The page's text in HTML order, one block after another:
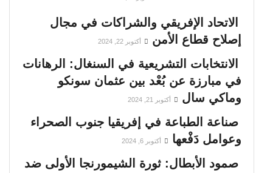
الاتحاد الإفريقي والشراكات في مجال
إصلاح قطاع الأمن
أكتوبر 22, 2024
الانتخابات التشريعية في السنغال: الرهانات
في مبارزة عن بُعْد بين عثمان سونكو
وماكي سال
أكتوبر 21, 2024
صناعة الطباعة في إفريقيا جنوب الصحراء
وعوامل دَفْعها
أكتوبر 6, 2024
صمود الأبطال: ثورة الشيمورنجا الأولى ضد